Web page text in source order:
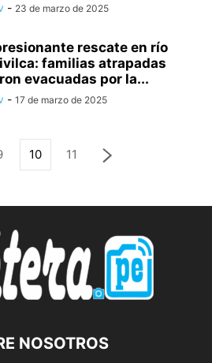
- 23 de marzo de 2025
rescate en río
familias atrapadas
evacuadas por la...
- 17 de marzo de 2025
10 11
NOSOTROS